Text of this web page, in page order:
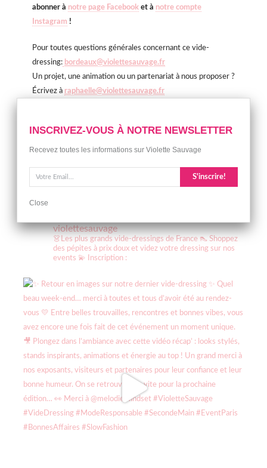
abonner à notre page Facebook et à notre compte
Instagram !
Pour toutes questions générales concernant ce vide-
dressing: bordeaux@violettesauvage.fr
Un projet, une animation ou un partenariat à nous proposer ?
Écrivez à raphaelle@violettesauvage.fr
violettesauvage
👗Les plus grands vide-dressings de France 👠 Shoppez
des pépites à prix doux et videz votre dressing sur nos
events 💫 Inscription :
INSCRIVEZ-VOUS À NOTRE NEWSLETTER
Recevez toutes les informations sur Violette Sauvage
S'inscrire!
Close